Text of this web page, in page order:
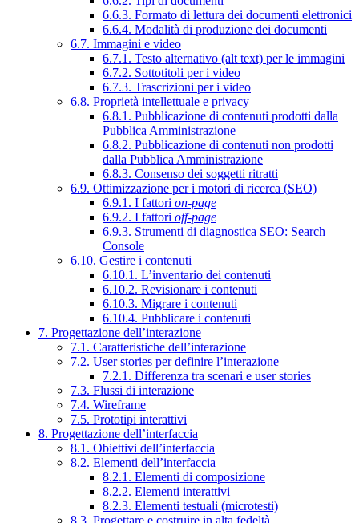
6.6.3. Formato di lettura dei documenti elettronici
6.6.4. Modalità di produzione dei documenti
6.7. Immagini e video
6.7.1. Testo alternativo (alt text) per le immagini
6.7.2. Sottotitoli per i video
6.7.3. Trascrizioni per i video
6.8. Proprietà intellettuale e privacy
6.8.1. Pubblicazione di contenuti prodotti dalla
Pubblica Amministrazione
6.8.2. Pubblicazione di contenuti non prodotti
dalla Pubblica Amministrazione
6.8.3. Consenso dei soggetti ritratti
6.9. Ottimizzazione per i motori di ricerca (SEO)
6.9.1. I fattori on-page
6.9.2. I fattori off-page
6.9.3. Strumenti di diagnostica SEO: Search
Console
6.10. Gestire i contenuti
6.10.1. L’inventario dei contenuti
6.10.2. Revisionare i contenuti
6.10.3. Migrare i contenuti
6.10.4. Pubblicare i contenuti
7. Progettazione dell’interazione
7.1. Caratteristiche dell’interazione
7.2. User stories per definire l’interazione
7.2.1. Differenza tra scenari e user stories
7.3. Flussi di interazione
7.4. Wireframe
7.5. Prototipi interattivi
8. Progettazione dell’interfaccia
8.1. Obiettivi dell’interfaccia
8.2. Elementi dell’interfaccia
8.2.1. Elementi di composizione
8.2.2. Elementi interattivi
8.2.3. Elementi testuali (microtesti)
8.3. Progettare e costruire in alta fedeltà